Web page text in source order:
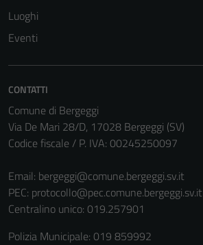
Luoghi
Eventi
CONTATTI
Comune di Bergeggi
Via De Mari 28/D, 17028 Bergeggi (SV)
Codice fiscale / P. IVA: 00245250097
Email: bergeggi@comune.bergeggi.sv.it
PEC: protocollo@pec.comune.bergeggi.sv.it
Centralino unico: 019.257901
Polizia Municipale: 019 859992